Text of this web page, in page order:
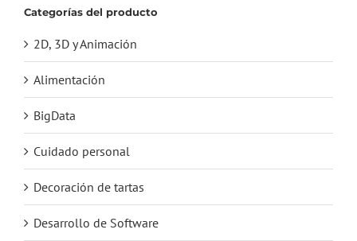
Categorías del producto
2D, 3D y Animación
Alimentación
BigData
Cuidado personal
Decoración de tartas
Desarrollo de Software